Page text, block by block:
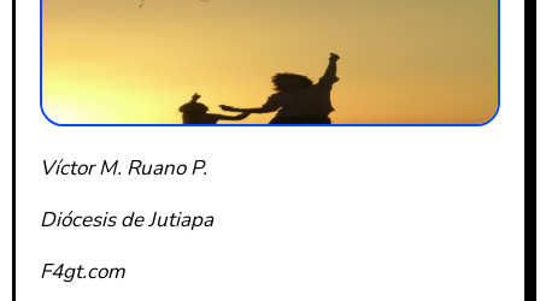
Víctor M. Ruano P.
Diócesis de Jutiapa
F4gt.com